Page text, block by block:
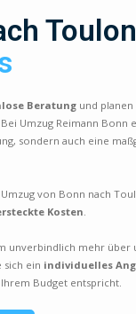
Beratung und planen
Umzug Reimann Bonn
sondern auch eine
von Bonn nach
Kosten
unverbindlich mehr über
sich ein individuelles
Budget entspricht.